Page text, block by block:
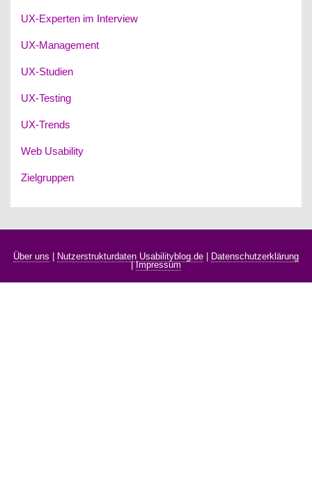
UX-Experten im Interview
UX-Management
UX-Studien
UX-Testing
UX-Trends
Web Usability
Zielgruppen
Über uns Nutzerstrukturdaten Usabilityblog.de
Datenschutzerklärung
|Impressum